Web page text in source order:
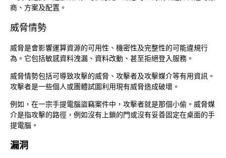
商、方案及配置。
威脅情勢
威脅是會影響運算資源的可用性、機密性及完整性的可能違規行
為。它包括敏感資料洩漏、資料改動、甚至拒絕登入服務。
威脅情勢包括可導致攻擊的威脅、攻擊者及攻擊媒介等有用資訊。
攻擊者是一些個人或團體試圖利用現有威脅造成破壞。
例如，在一宗手提電腦盜竊案件中，攻擊者就是那個小偷。威脅媒
介是指攻擊的路徑，例如沒有上鎖的門或沒有妥善固定在桌面的手
提電腦。
漏洞